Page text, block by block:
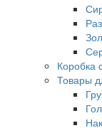
Коробка
Товары